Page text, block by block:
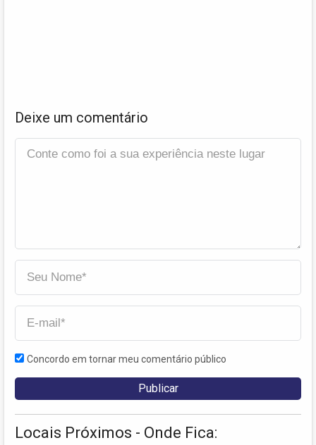
Deixe um comentário
Concordo em tornar meu comentário público
Locais Próximos - Onde Fica: